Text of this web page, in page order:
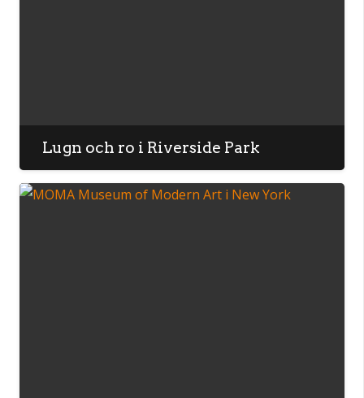
Lugn och ro i Riverside Park